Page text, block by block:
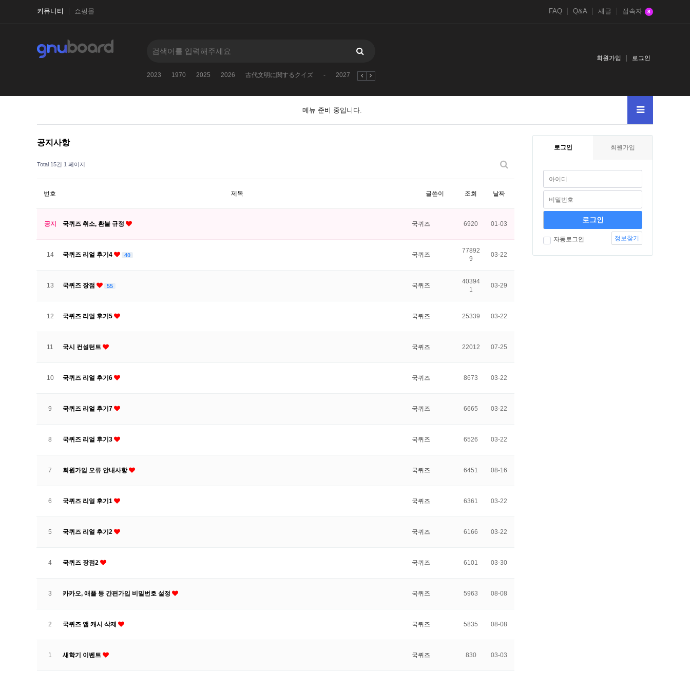
커뮤니티 쇼핑몰 FAQ Q&A 새글 접속자 8
2023 1970 2025 2026 古代文明に関するクイズ - 2027 2023
회원가입 로그인
메뉴 준비 중입니다.
공지사항
Total 15건 1 페이지
번호 제목 글쓴이 조회 날짜
공지 국퀴즈 취소, 환불 규정 국퀴즈 6920 01-03
14 국퀴즈 리얼 후기4 40 국퀴즈
77892
9
03-22
13 국퀴즈 장점 55 국퀴즈
40394
1
03-29
12 국퀴즈 리얼 후기5 국퀴즈 25339 03-22
11 국시 컨설턴트 국퀴즈 22012 07-25
10 국퀴즈 리얼 후기6 국퀴즈 8673 03-22
9 국퀴즈 리얼 후기7 국퀴즈 6665 03-22
8 국퀴즈 리얼 후기3 국퀴즈 6526 03-22
7 회원가입 오류 안내사항 국퀴즈 6451 08-16
6 국퀴즈 리얼 후기1 국퀴즈 6361 03-22
5 국퀴즈 리얼 후기2 국퀴즈 6166 03-22
4 국퀴즈 장점2 국퀴즈 6101 03-30
3 카카오, 애플 등 간편가입 비밀번호 설정 국퀴즈 5963 08-08
2 국퀴즈 앱 캐시 삭제 국퀴즈 5835 08-08
1 새학기 이벤트 국퀴즈 830 03-03
로그인 회원가입
자동로그인 정보찾기